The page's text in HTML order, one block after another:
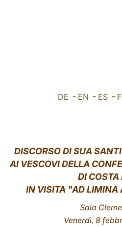
DE - EN - ES -
DISCORSO DI SUA
AI VESCOVI DELLA
DI COSTA
IN VISITA "AD LIMINA
Sala
Venerdì, 8